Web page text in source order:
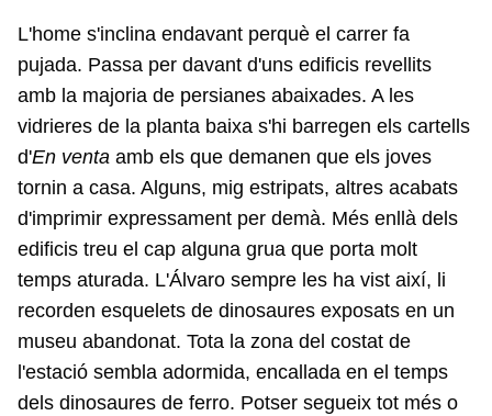
L'home s'inclina endavant perquè el carrer fa
pujada. Passa per davant d'uns edificis revellits
amb la majoria de persianes abaixades. A les
vidrieres de la planta baixa s'hi barregen els cartells
d'En venta amb els que demanen que els joves
tornin a casa. Alguns, mig estripats, altres acabats
d'imprimir expressament per demà. Més enllà dels
edificis treu el cap alguna grua que porta molt
temps aturada. L'Álvaro sempre les ha vist així, li
recorden esquelets de dinosaures exposats en un
museu abandonat. Tota la zona del costat de
l'estació sembla adormida, encallada en el temps
dels dinosaures de ferro. Potser segueix tot més o